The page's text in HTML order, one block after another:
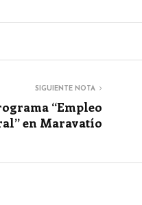
SIGUIENTE NOTA
“Empleo
en Maravatío